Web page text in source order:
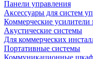
Панели управления
Аксессуары для систем
Коммерческие
Акустические системы
Для коммерческих
Портативные системы
Коммуникационные